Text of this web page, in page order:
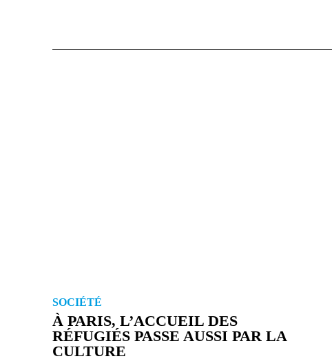
SOCIÉTÉ
À PARIS, L’ACCUEIL DES
RÉFUGIÉS PASSE AUSSI PAR LA
CULTURE